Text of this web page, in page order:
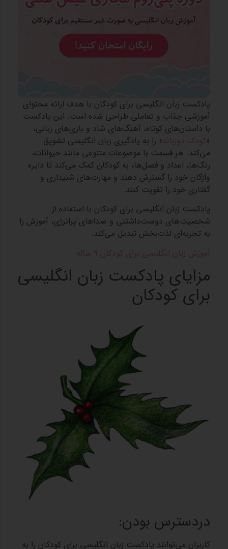
پادکست زبان انگلیسی برای کودکان با هدف ارائه محتوای
آموزشی جذاب و تعاملی طراحی شده است. این پادکست
با داستان‌های کوتاه، آهنگ‌های شاد و بازی‌های زبانی،
«کودک دوزبانه» را به یادگیری زبان انگلیسی تشویق
می‌کند. هر قسمت با موضوعات متنوعی مانند حیوانات،
رنگ‌ها، اعداد و فصل‌ها، به کودکان کمک می‌کند تا دایره
واژگان خود را گسترش دهند و مهارت‌های شنیداری و
گفتاری خود را تقویت کنند.
پادکست زبان انگلیسی برای کودکان با استفاده از
شخصیت‌های دوست‌داشتنی و صداهای پرانرژی، آموزش را
به تجربه‌ای لذت‌بخش تبدیل می‌کند.
آموزش زبان انگلیسی برای کودکان ۹ ساله
مزایای پادکست زبان انگلیسی
برای کودکان
دردسترس بودن:
کاربران می‌توانند پادکست زبان انگلیسی برای کودکان را به